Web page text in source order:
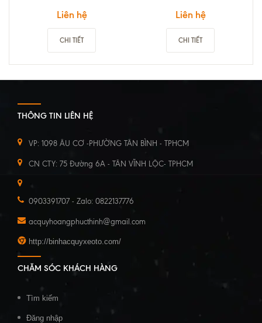
Liên hệ
CHI TIẾT
Liên hệ
CHI TIẾT
THÔNG TIN LIÊN HỆ
VP: 1098 ÂU CƠ -PHƯỜNG TÂN BÌNH - TPHCM
CN CTY: 75 Đường 6A - TÂN VĨNH LỘC- TPHCM
0903391707 - Zalo: 0822137776
acquyhoangphucthinh@gmail.com
http://binhacquyxeoto.com/
CHĂM SÓC KHÁCH HÀNG
Tìm kiếm
Đăng nhập